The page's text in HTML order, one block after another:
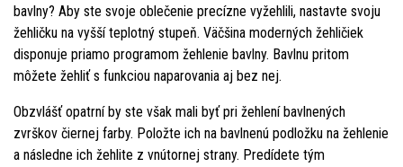
bavlny? Aby ste svoje oblečenie precízne vyžehlili, nastavte svoju
žehličku na vyšší teplotný stupeň. Väčšina moderných žehličiek
disponuje priamo programom žehlenie bavlny. Bavlnu pritom
môžete žehliť s funkciou naparovania aj bez nej.
Obzvlášť opatrní by ste však mali byť pri žehlení bavlnených
zvrškov čiernej farby. Položte ich na bavlnenú podložku na žehlenie
a následne ich žehlite z vnútornej strany. Predídete tým